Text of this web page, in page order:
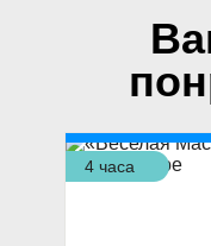
4 часа